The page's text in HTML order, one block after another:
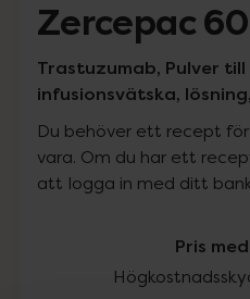
Zercepac
Trastuzumab, Pulver
infusionsvätska,
Du behöver ett recept
vara. Om du har ett
att logga in med ditt
Pris